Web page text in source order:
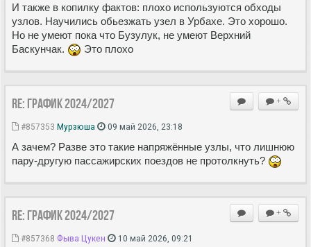
И также в копилку фактов: плохо используются обходы
узлов. Научились обьезжать узел в Урбахе. Это хорошо.
Но не умеют пока что Бузулук, не умеют Верхний
Баскунчак.
Это плохо
+
Re: ГРАФИК 2024/2027
#857353 Мурзюша 09 май 2026, 23:18
А зачем? Разве это такие напряжённые узлы, что лишнюю
пару-другую пассажирских поездов не протолкнуть?
+
Re: ГРАФИК 2024/2027
#857368 Фыва Цукен 10 май 2026, 09:21